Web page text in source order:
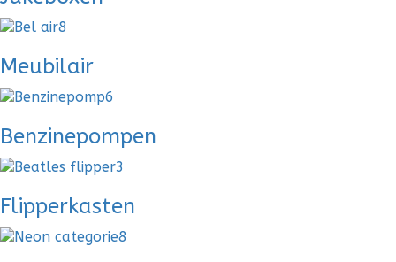
Meubilair
Benzinepompen
Flipperkasten